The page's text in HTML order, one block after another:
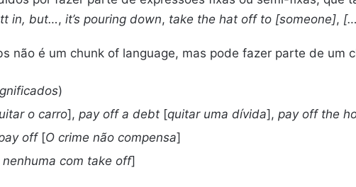
in, but…, it’s pouring down, take the hat off to [someone],
não é um chunk of language, mas pode fazer parte de um
)
o carro], pay off a debt [quitar uma dívida], pay off the
off[O crime não compensa]
com take off]